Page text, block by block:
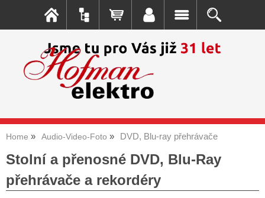
Home Audio-Video-Foto DVD, Blu-ray přehrávače
Stolní a přenosné DVD, Blu-Ray
přehrávače a rekordéry